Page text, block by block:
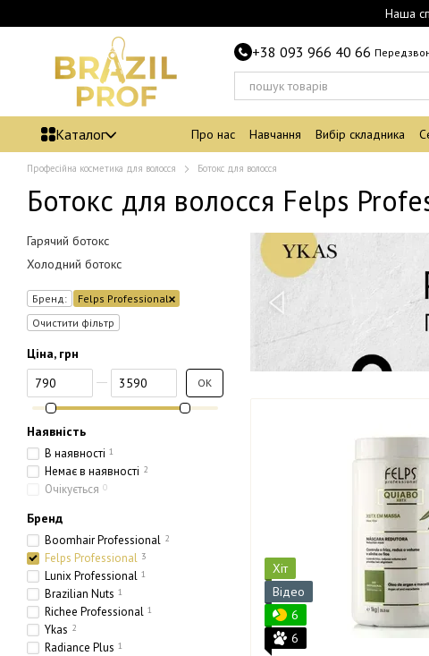
Наша
+38 093 966 40 66
Каталог Про нас Навчання Вибір складника
Професійна косметика для волосся Ботокс для волосся
Ботокс для волосся Felps
Хіт
Відео
6
6
Гарячий ботокс
Холодний ботокс
Бренд:
Felps Professional
Очистити фільтр
Ціна, грн
Від Ціна, грн
До Ціна, грн ОК
Наявність
В наявності 1
Немає в наявності 2
Очікується 0
Бренд
Boomhair Professional 2
Felps Professional 3
Lunix Professional 1
Brazilian Nuts 1
Richee Professional 1
Ykas 2
Radiance Plus 1